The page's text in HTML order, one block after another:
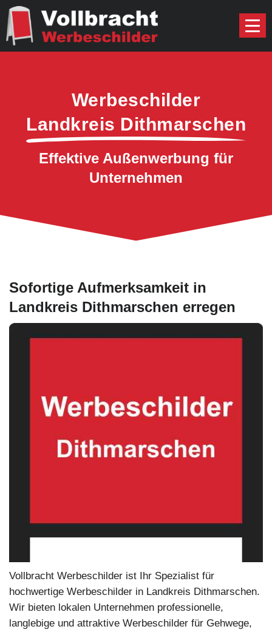
Werbeschilder
Landkreis Dithmarschen
Effektive Außenwerbung für
Unternehmen
Sofortige Aufmerksamkeit in
Landkreis Dithmarschen erregen
Vollbracht Werbeschilder ist Ihr Spezialist für
hochwertige Werbeschilder in Landkreis Dithmarschen.
Wir bieten lokalen Unternehmen professionelle,
langlebige und attraktive Werbeschilder für Gehwege,